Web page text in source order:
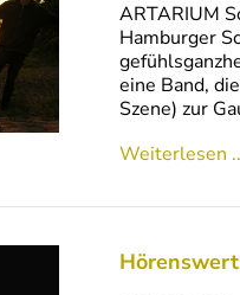
ARTARIUM
Hamburger
eine Band,
Szene) zur
Weiterlesen